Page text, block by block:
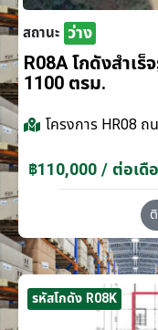
สถานะ ว่าง
R08A โกดังสำเร็
1100 ตรม.
โครงการ HR08 ถ
฿110,000 / ต่อเดื
รหัสโกดัง R08K